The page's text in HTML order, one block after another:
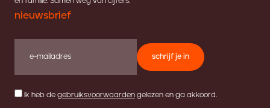
nieuwsbrief
schrijf je in
Ik heb de gebruiksvoorwaarden gelezen en ga akkoord.